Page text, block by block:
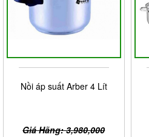
Nồi áp suất Arber 4 Lít
Giá Hãng: 3,980,000